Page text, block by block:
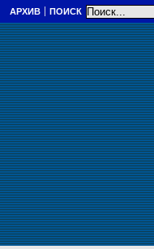
АРХИВ ПОИСК